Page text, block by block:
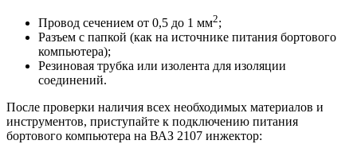
Провод сечением от 0,5 до 1 мм2;
Разъем с папкой (как на источнике питания бортового
компьютера);
Резиновая трубка или изолента для изоляции
соединений.
После проверки наличия всех необходимых материалов и
инструментов, приступайте к подключению питания
бортового компьютера на ВАЗ 2107 инжектор: